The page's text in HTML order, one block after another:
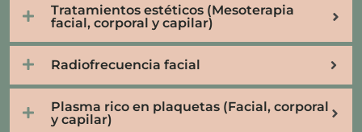
Tratamientos estéticos (Mesoterapia
facial, corporal y capilar)
Radiofrecuencia facial
Plasma rico en plaquetas (Facial, corporal
y capilar)